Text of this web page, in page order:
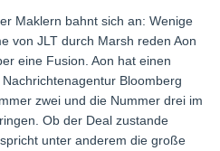
Maklern bahnt sich an: Wenige
von JLT durch Marsh reden Aon
eine Fusion. Aon hat einen
Bloomberg
zwei und die Nummer drei im
Ob der Deal zustande
unter anderem die große